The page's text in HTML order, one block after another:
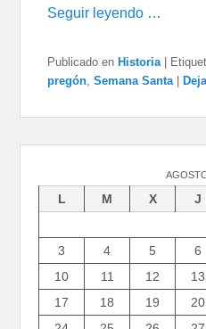
Seguir leyendo …
Publicado en Historia
pregón,Semana Santa
L M X J
3
4 5 6
10
11 12 13
17
18 19 20